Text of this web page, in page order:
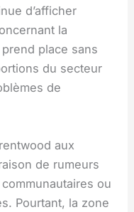
d’afficher
la
place sans
du secteur
de
aux
de rumeurs
ou
Pourtant, la zone